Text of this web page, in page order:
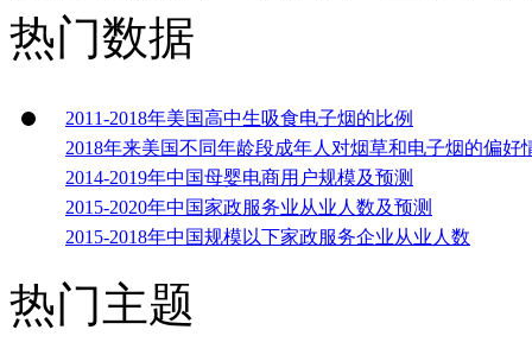
热门数据
2011-2018年美国高中生吸食电子烟的比例
2018年来美国不同年龄段成年人对烟草和电子烟的偏好
2014-2019年中国母婴电商用户规模及预测
2015-2020年中国家政服务业从业人数及预测
2015-2018年中国规模以下家政服务企业从业人数
热门主题